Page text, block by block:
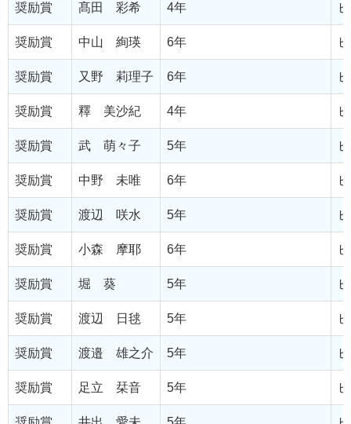
奨励賞 髙田 彩希 4年
奨励賞 中山 絢瑛 6年
奨励賞 又野 莉理子 6年
奨励賞 釋 美沙紀 4年
奨励賞 武 萌々子 5年
奨励賞 中野 未唯 6年
奨励賞 渡辺 咲水 5年
奨励賞 小森 摩耶 6年
奨励賞 堀 葵 5年
奨励賞 渡辺 日毬 5年
奨励賞 渡邉 雄之介 5年
奨励賞 足立 栞音 5年